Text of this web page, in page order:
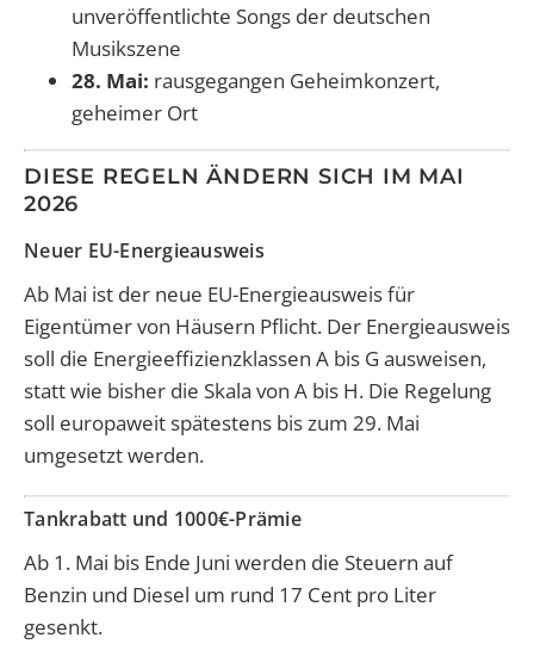
unveröffentlichte Songs der deutschen
Musikszene
28. Mai: rausgegangen Geheimkonzert,
geheimer Ort
DIESE REGELN ÄNDERN SICH IM MAI
2026
Neuer EU-Energieausweis
Ab Mai ist der neue EU-Energieausweis für
Eigentümer von Häusern Pflicht. Der Energieausweis
soll die Energieeffizienzklassen A bis G ausweisen,
statt wie bisher die Skala von A bis H. Die Regelung
soll europaweit spätestens bis zum 29. Mai
umgesetzt werden.
Tankrabatt und 1000€-Prämie
Ab 1. Mai bis Ende Juni werden die Steuern auf
Benzin und Diesel um rund 17 Cent pro Liter
gesenkt.